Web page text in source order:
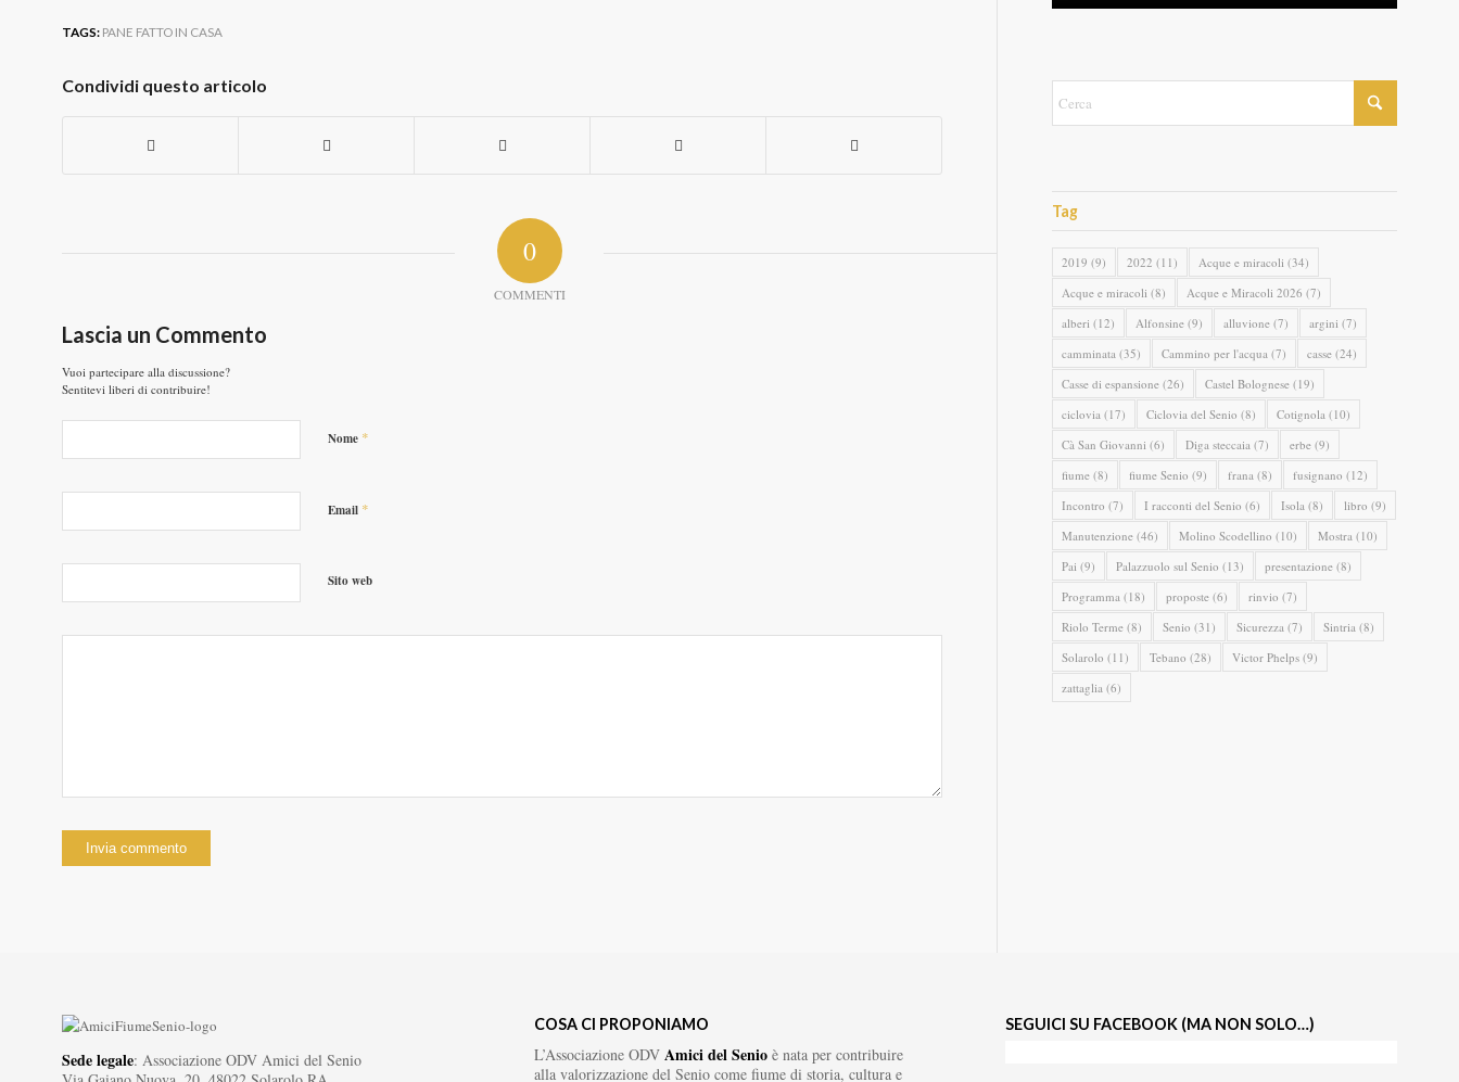
TAGS: PANE FATTO IN CASA
Condividi questo articolo
0
COMMENTI
Lascia un Commento
Vuoi partecipare alla discussione?
Sentitevi liberi di contribuire!
Nome *
Email *
Sito web
Tag
2019 (9) 2022 (11) Acque e miracoli (34)
Acque e miracoli (8) Acque e Miracoli 2026 (7)
alberi (12) Alfonsine (9) alluvione (7) argini (7)
camminata (35) Cammino per l'acqua (7) casse (24)
Casse di espansione (26) Castel Bolognese (19)
ciclovia (17) Ciclovia del Senio (8) Cotignola (10)
Cà San Giovanni (6) Diga steccaia (7) erbe (9)
fiume (8) fiume Senio (9) frana (8) fusignano (12)
Incontro (7) I racconti del Senio (6) Isola (8) libro (9)
Manutenzione (46) Molino Scodellino (10) Mostra (10)
Pai (9) Palazzuolo sul Senio (13) presentazione (8)
Programma (18) proposte (6) rinvio (7)
Riolo Terme (8) Senio (31) Sicurezza (7) Sintria (8)
Solarolo (11) Tebano (28) Victor Phelps (9)
zattaglia (6)
Sede legale: Associazione ODV Amici del Senio
COSA CI PROPONIAMO
L’Associazione ODV Amici del Senioè nata per contribuire
alla valorizzazione del Senio come fiume di storia, cultura e
SEGUICI SU FACEBOOK (MA NON SOLO…)